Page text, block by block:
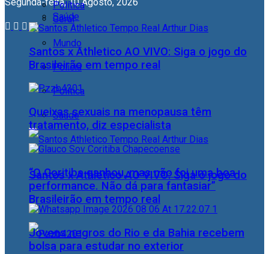
Geral
Mundo
Polícia
Política
Saúde
Santos x Athletico AO VIVO: Siga o jogo do
Brasileirão em tempo real
Política
Saúde
Santos x Athletico AO VIVO: Siga o jogo do
Brasileirão em tempo real
Queixas sexuais na menopausa têm
tratamento, diz especialista
“O Coritiba ganhou, mas não foi uma boa
performance. Não dá para fantasiar”
Jovens negros do Rio e da Bahia recebem
bolsa para estudar no exterior